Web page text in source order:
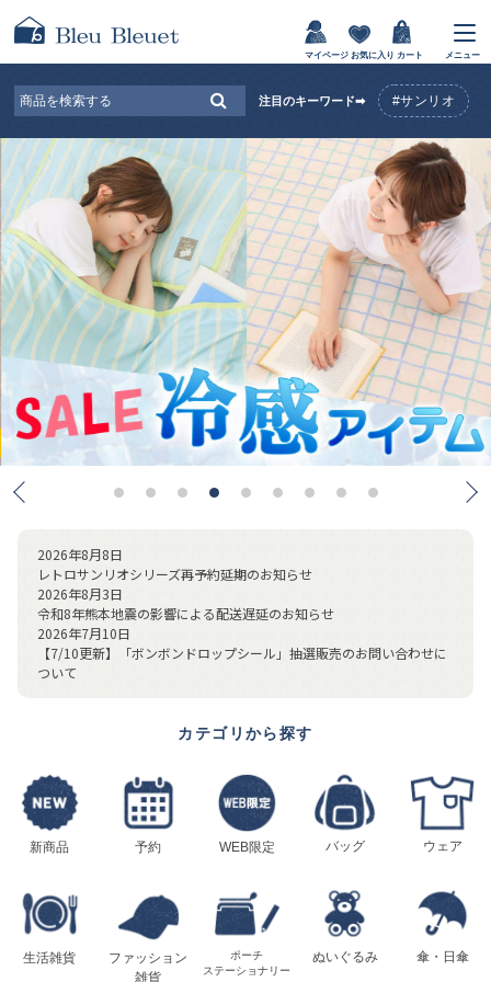
マイページ お気に入り カート メニュー
注目のキーワード➡ #サンリオ
2026年8月8日
レトロサンリオシリーズ再予約延期のお知らせ
2026年8月3日
令和8年熊本地震の影響による配送遅延のお知らせ
2026年7月10日
【7/10更新】「ボンボンドロップシール」抽選販売のお問い合わせに
ついて
カテゴリから探す
新商品 予約 WEB限定 バッグ ウェア
生活雑貨
ファッション
雑貨
ポーチ
ステーショナリー
ぬいぐるみ 傘・日傘